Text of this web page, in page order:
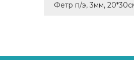
Фетр п/э, 3мм,